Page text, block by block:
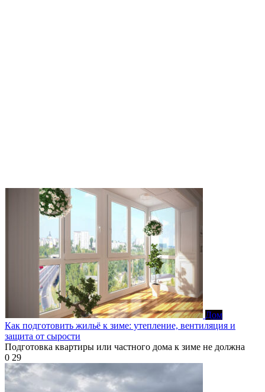
Дом
Как подготовить жильё к зиме: утепление, вентиляция и
защита от сырости
Подготовка квартиры или частного дома к зиме не должна
0 29